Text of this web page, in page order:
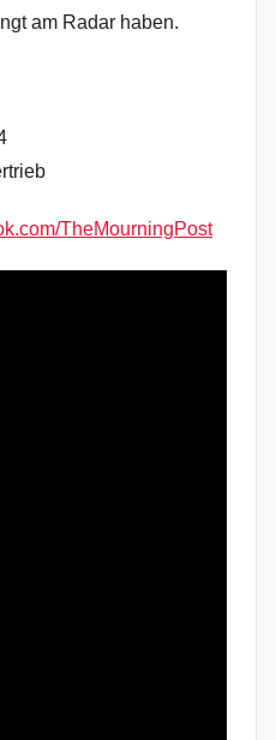
am Radar haben.
TheMourningPost